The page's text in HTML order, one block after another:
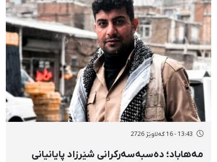
13:43 - 16 گەلاوێژ 2726
مەهاباد؛ دەسبەسەرکرانی شێرزاد پایانیانی